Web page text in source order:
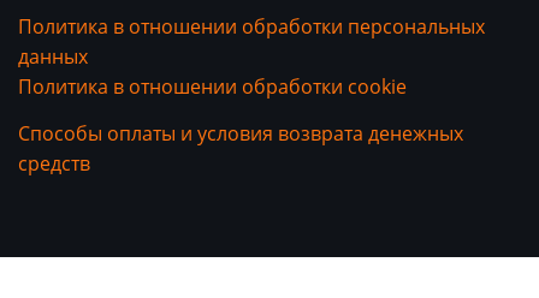
Политика в отношении обработки персональных
данных
Политика в отношении обработки cookie
Способы оплаты и условия возврата денежных
средств